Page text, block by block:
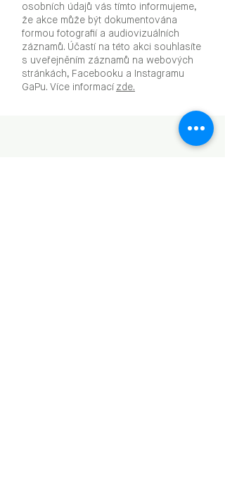
osobních údajů vás tímto informujeme,
že akce může být dokumentována
formou fotografií a audiovizuálních
záznamů. Účastí na této akci souhlasíte
s uveřejněním záznamů na webových
stránkách, Facebooku a Instagramu
GaPu. Více informací zde.